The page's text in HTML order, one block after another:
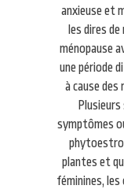
anxieuse et
les dires de
ménopause
une période
à cause des
symptômes
plantes et
féminines,